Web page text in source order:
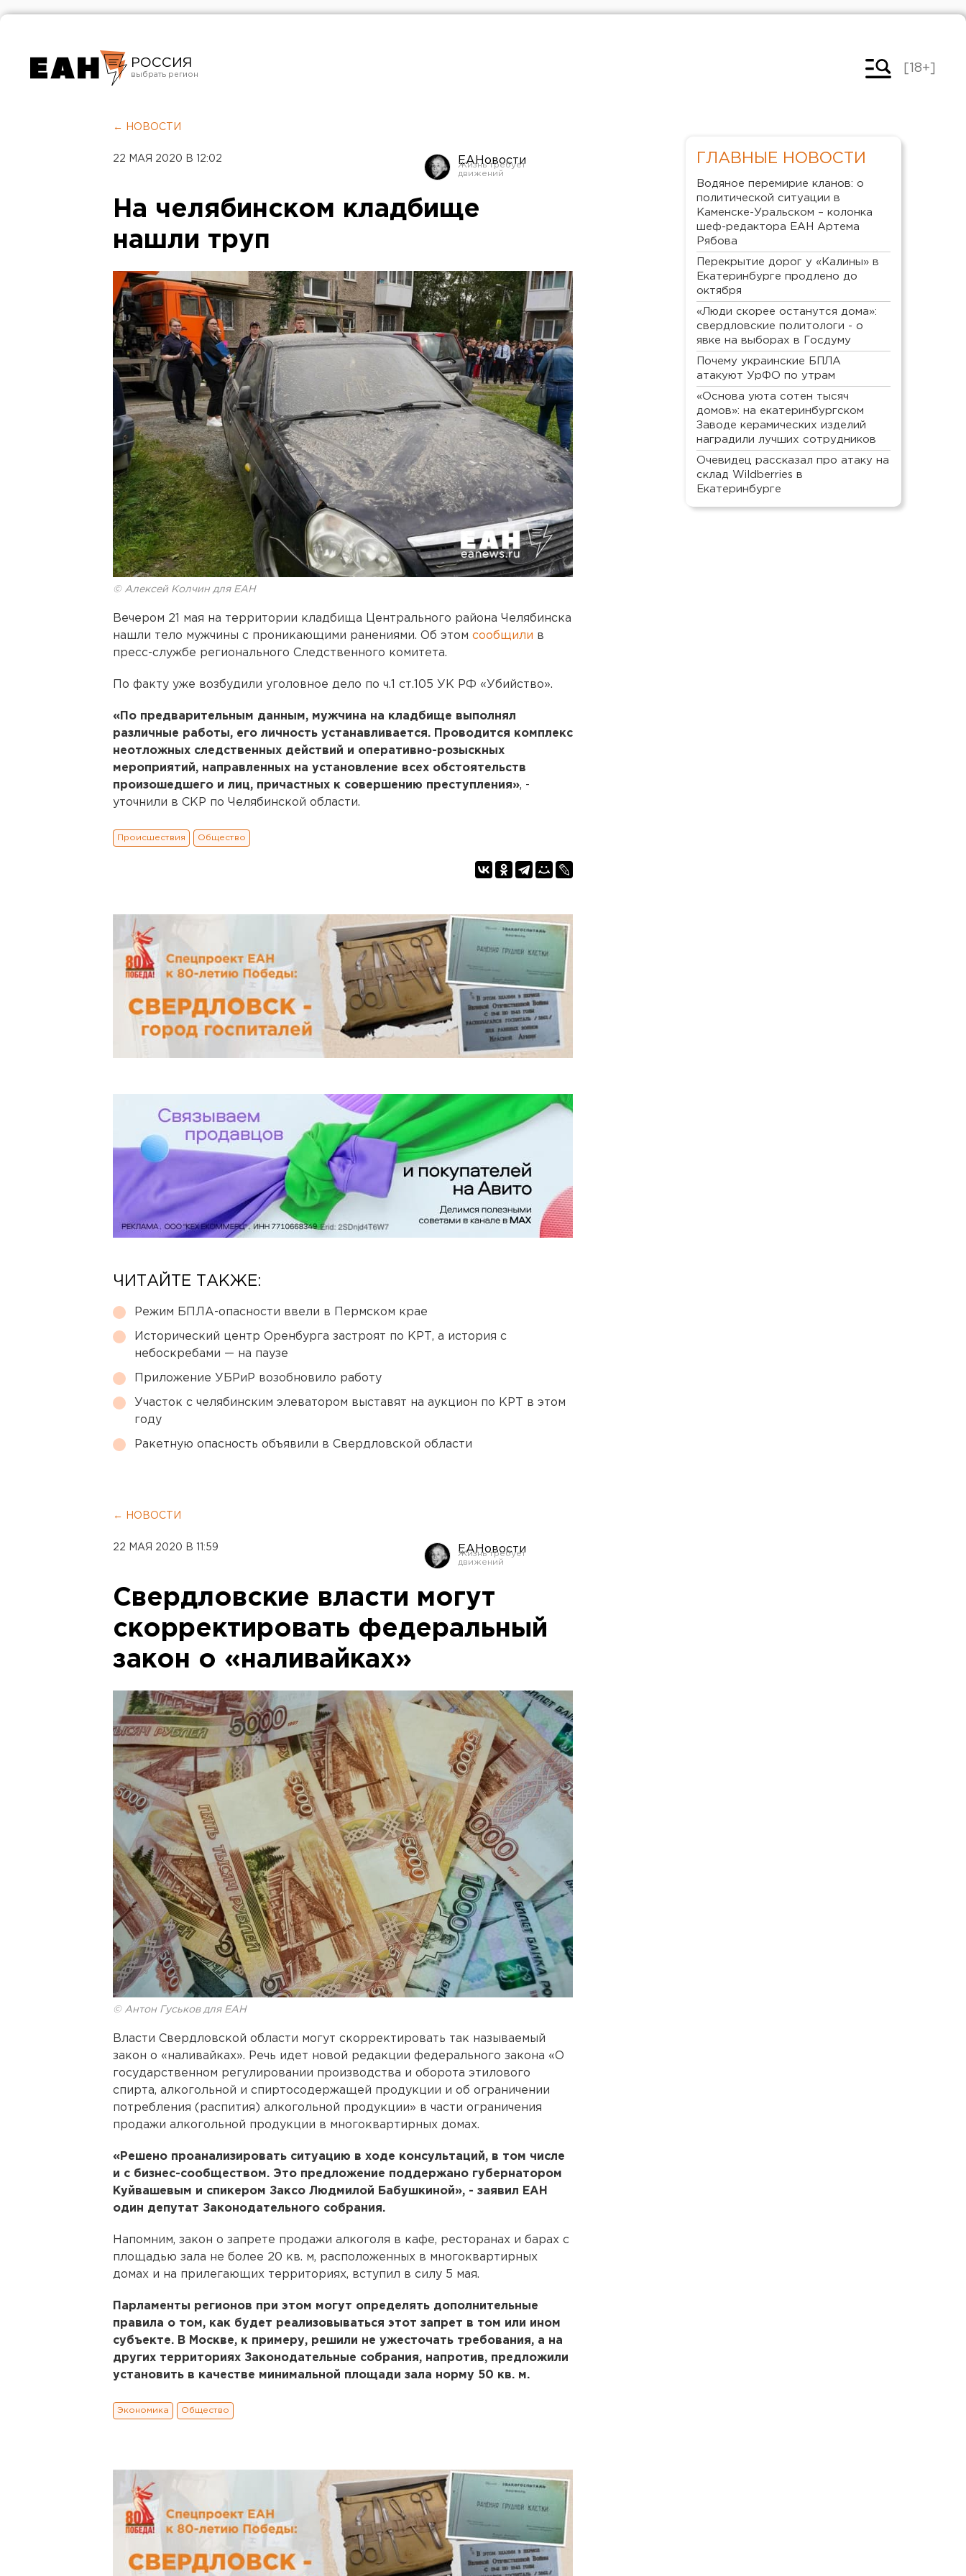
РОССИЯ
Челябинск
[18+]
← НОВОСТИ
22 МАЯ 2020 В 12:02 ЕАНовости
На челябинском кладбище
нашли труп
© Алексей Колчин для ЕАН
Вечером 21 мая на территории кладбища Центрального района Челябинска
нашли тело мужчины с проникающими ранениями. Об этом сообщили в
пресс-службе регионального Следственного комитета.
По факту уже возбудили уголовное дело по ч.1 ст.105 УК РФ «Убийство».
«По предварительным данным, мужчина на кладбище выполнял
различные работы, его личность устанавливается. Проводится комплекс
неотложных следственных действий и оперативно-розыскных
мероприятий, направленных на установление всех обстоятельств
произошедшего и лиц, причастных к совершению преступления», -
уточнили в СКР по Челябинской области.
Происшествия Общество
ЧИТАЙТЕ ТАКЖЕ:
Режим БПЛА-опасности ввели в Пермском крае
Исторический центр Оренбурга застроят по КРТ, а история с
небоскребами — на паузе
Приложение УБРиР возобновило работу
Участок с челябинским элеватором выставят на аукцион по КРТ в этом
году
Ракетную опасность объявили в Свердловской области
← НОВОСТИ
22 МАЯ 2020 В 11:59 ЕАНовости
Свердловские власти могут
скорректировать федеральный
закон о «наливайках»
© Антон Гуськов для ЕАН
Власти Свердловской области могут скорректировать так называемый
закон о «наливайках». Речь идет новой редакции федерального закона «О
государственном регулировании производства и оборота этилового
спирта, алкогольной и спиртосодержащей продукции и об ограничении
потребления (распития) алкогольной продукции» в части ограничения
продажи алкогольной продукции в многоквартирных домах.
«Решено проанализировать ситуацию в ходе консультаций, в том числе
и с бизнес-сообществом. Это предложение поддержано губернатором
Куйвашевым и спикером Заксо Людмилой Бабушкиной», - заявил ЕАН
один депутат Законодательного собрания.
Напомним, закон о запрете продажи алкоголя в кафе, ресторанах и барах с
площадью зала не более 20 кв. м, расположенных в многоквартирных
домах и на прилегающих территориях, вступил в силу 5 мая.
Парламенты регионов при этом могут определять дополнительные
правила о том, как будет реализовываться этот запрет в том или ином
субъекте. В Москве, к примеру, решили не ужесточать требования, а на
других территориях Законодательные собрания, напротив, предложили
установить в качестве минимальной площади зала норму 50 кв. м.
Экономика Общество
ГЛАВНЫЕ НОВОСТИ
Водяное перемирие кланов: о
политической ситуации в
Каменске-Уральском – колонка
шеф-редактора ЕАН Артема
Рябова
Перекрытие дорог у «Калины» в
Екатеринбурге продлено до
октября
«Люди скорее останутся дома»:
свердловские политологи - о
явке на выборах в Госдуму
Почему украинские БПЛА
атакуют УрФО по утрам
«Основа уюта сотен тысяч
домов»: на екатеринбургском
Заводе керамических изделий
наградили лучших сотрудников
Очевидец рассказал про атаку на
склад Wildberries в
Екатеринбурге